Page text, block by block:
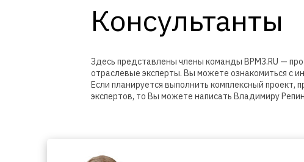
Консультанты
Здесь представлены члены команды BPM3.RU —
отраслевые эксперты. Вы можете ознакомиться с
Если планируется выполнить комплексный проект,
экспертов, то Вы можете написать Владимиру